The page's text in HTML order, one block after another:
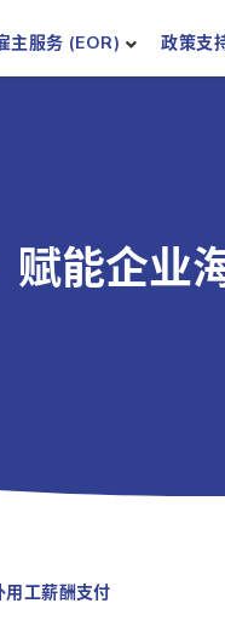
主服务 (EOR) 政策支
能企业
工薪酬支付